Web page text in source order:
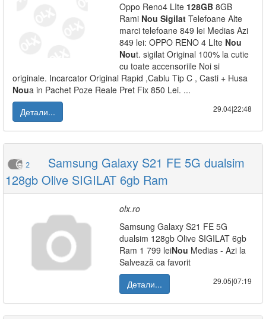
Oppo Reno4 LIte 128GB 8GB
Rami Nou Sigilat Telefoane Alte
marci telefoane 849 lei Medias Azi
849 lei: OPPO RENO 4 LIte Nou
Nout. sigilat Original 100% la cutie
cu toate accensoriile Noi si
originale. Incarcator Original Rapid ,Cablu Tip C , Casti + Husa
Noua in Pachet Poze Reale Pret Fix 850 Lei. ...
Детали...
29.04|22:48
2
Samsung Galaxy S21 FE 5G dualsim
128gb Olive SIGILAT 6gb Ram
olx.ro
Samsung Galaxy S21 FE 5G
dualsim 128gb Olive SIGILAT 6gb
Ram 1 799 leiNou Medias - Azi la
Salvează ca favorit
Детали...
29.05|07:19